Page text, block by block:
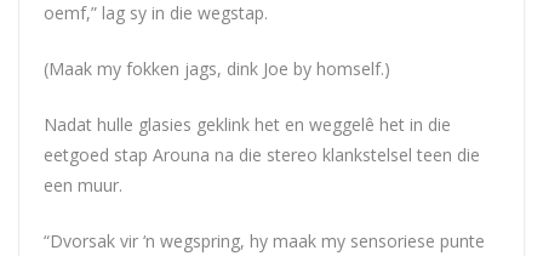
oemf,” lag sy in die wegstap.
(Maak my fokken jags, dink Joe by homself.)
Nadat hulle glasies geklink het en weggelê het in die
eetgoed stap Arouna na die stereo klankstelsel teen die
een muur.
“Dvorsak vir ‘n wegspring, hy maak my sensoriese punte